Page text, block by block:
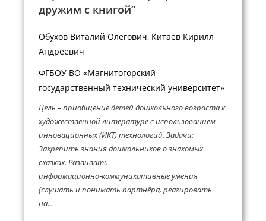
дружим с книгой”
Обухов Виталий Олегович, Китаев Кирилл
Андреевич
ФГБОУ ВО «Магнитогорский
государственный технический университет»
Цель – приобщение детей дошкольного возраста к
художественной литературе с использованием
инновационных (ИКТ) технологий. Задачи:
Закрепить знания дошкольников о знакомых
сказках. Развивать
информационно‑коммуникативные умения
(слушать и понимать партнёра, реагировать
на...